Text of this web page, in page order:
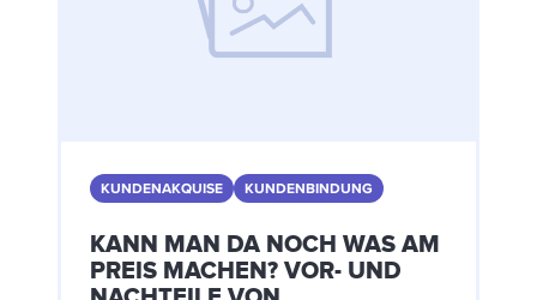
KUNDENAKQUISE KUNDENBINDUNG
KANN MAN DA NOCH WAS AM
PREIS MACHEN? VOR- UND